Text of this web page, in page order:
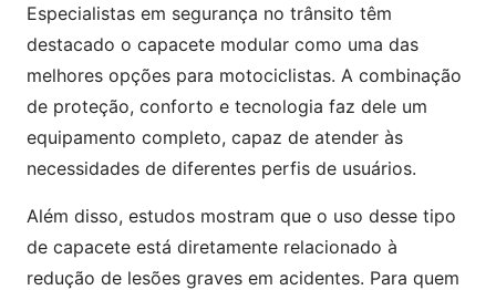
Especialistas em segurança no trânsito têm
destacado o capacete modular como uma das
melhores opções para motociclistas. A combinação
de proteção, conforto e tecnologia faz dele um
equipamento completo, capaz de atender às
necessidades de diferentes perfis de usuários.
Além disso, estudos mostram que o uso desse tipo
de capacete está diretamente relacionado à
redução de lesões graves em acidentes. Para quem